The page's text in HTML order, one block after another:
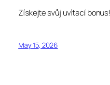
Získejte svůj uvítací bonus!
May 15, 2026